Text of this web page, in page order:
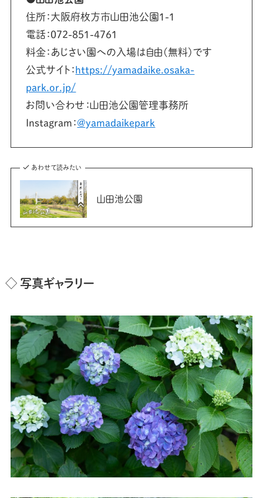
住所：大阪府枚方市山田池公園1-1
電話：072-851-4761
料金：あじさい園への入場は自由(無料)です
公式サイト：https://yamadaike.osaka-
park.or.jp/
お問い合わせ：山田池公園管理事務所
Instagram：@yamadaikepark
あわせて読みたい
山田池公園
◇ 写真ギャラリー